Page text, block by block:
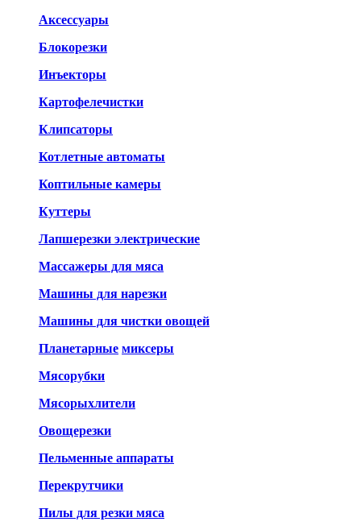
Аксессуары
Блокорезки
Инъекторы
Картофелечистки
Клипсаторы
Котлетные автоматы
Коптильные камеры
Куттеры
Лапшерезки электрические
Массажеры для мяса
Машины для нарезки
Машины для чистки овощей
Планетарные миксеры
Мясорубки
Мясорыхлители
Овощерезки
Пельменные аппараты
Перекрутчики
Пилы для резки мяса